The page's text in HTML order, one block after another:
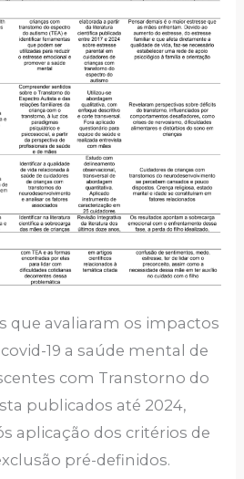
que avaliaram os impactos
19 a saúde mental de
com Transtorno do
publicados até 2024,
aplicação dos critérios de
pré-definidos.